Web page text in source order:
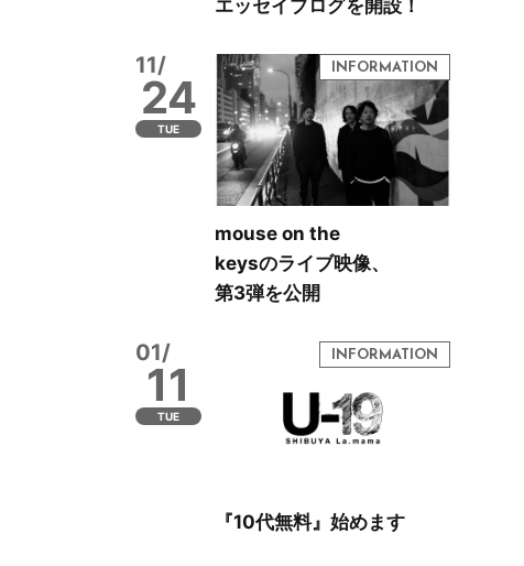
エッセイブログを開設！
11/
24
TUE
mouse on the
keysのライブ映像、
第3弾を公開
01/
11
TUE
『10代無料』始めます